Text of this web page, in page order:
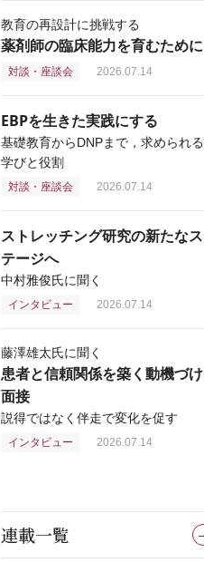
教育の再設計に挑戦する
薬剤師の臨床能力を育むために
対談・座談会 2026.07.14
EBPを生きた実践にする
基礎教育からDNPまで，求められる
学びと役割
対談・座談会 2026.07.14
ストレッチング研究の新たなス
テージへ
中村雅俊氏に聞く
インタビュー 2026.07.14
藤澤雄太氏に聞く
患者と信頼関係を築く動機づけ
面接
説得ではなく伴走で変化を促す
インタビュー 2026.07.14
連載一覧